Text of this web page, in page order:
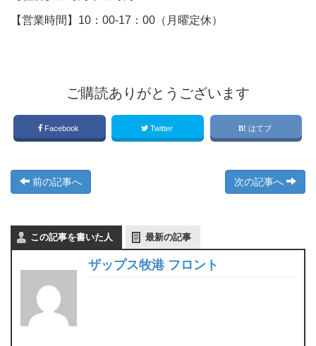
【営業時間】10：00-17：00（月曜定休）
ご購読ありがとうございます
Facebook Twitter はてブ
前の記事へ 次の記事へ
この記事を書いた人 最新の記事
ザップス牧港 フロント